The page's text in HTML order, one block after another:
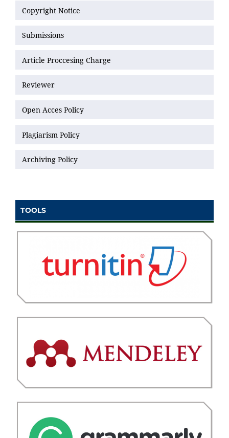
Copyright Notice
Submissions
Article Proccesing Charge
Reviewer
Open Acces Policy
Plagiarism Policy
Archiving Policy
TOOLS